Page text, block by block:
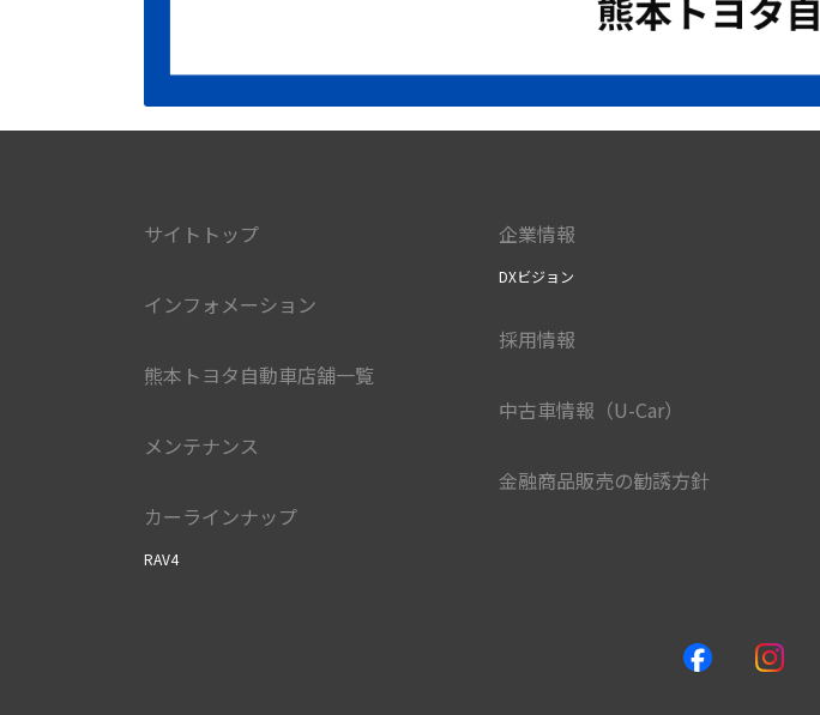
サイトトップ
インフォメーション
熊本トヨタ自動車店舗一覧
メンテナンス
カーラインナップ
RAV4
企業情報
DXビジョン
採用情報
中古車情報（U-Car）
金融商品販売の勧誘方針